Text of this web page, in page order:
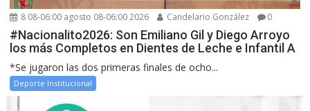
8 08-06:00 agosto 08-06:00 2026 Candelario González 0
#Nacionalito2026: Son Emiliano Gil y Diego Arroyo
los más Completos en Dientes de Leche e Infantil A
*Se jugaron las dos primeras finales de ocho...
Deporte Institucional